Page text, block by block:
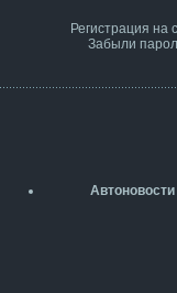
era124
7 июля 2026
разболтовка 5х114.3
А здесь уже
Регистрация на
Забыли
Автоновости